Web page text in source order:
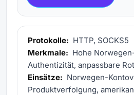
Protokolle: HTTP, SOCKS5
Merkmale: Hohe
Authentizität, anpassbare
Einsätze: Norwegen-
Produktverfolgung,